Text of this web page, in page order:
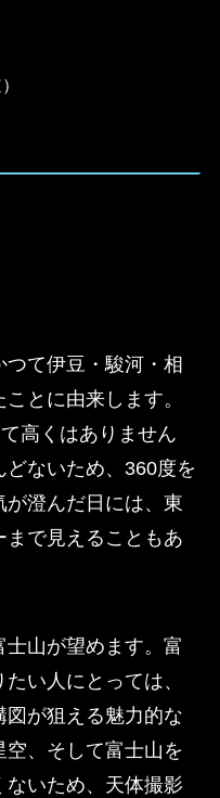
つて伊豆・駿河・相
とに由来します。
高くはありません
ないため、360度を
が澄んだ日には、東
で見えることもあ
山が望めます。富
い人にとっては、
図が狙える魅力的な
、そして富士山を
いため、天体撮影